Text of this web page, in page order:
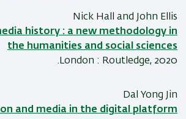
Nick Hall and John Ellis
history : a new methodology in
the humanities and social sciences
London : Routledge, 2020.
Dal Yong Jin
and media in the digital platform